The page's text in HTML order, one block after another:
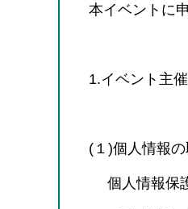
本イベントに
1.イベント主
(１)個人情報
個人情報保